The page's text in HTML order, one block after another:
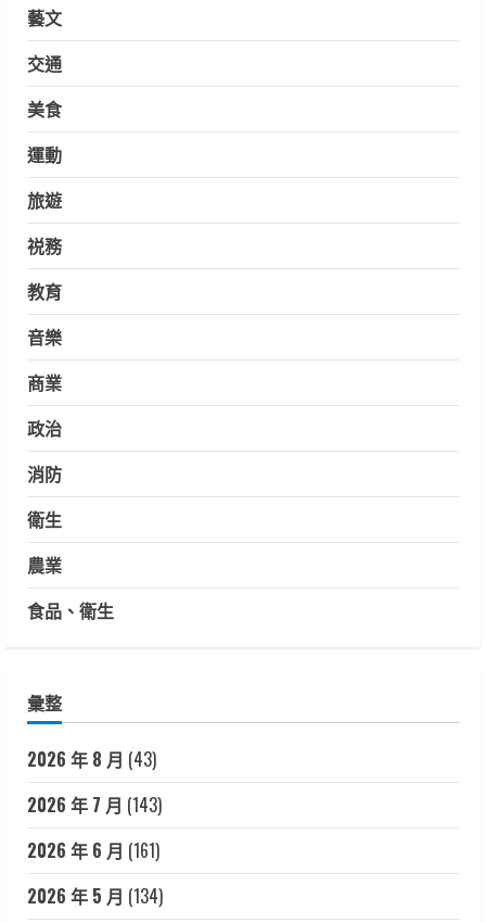
藝文
交通
美食
運動
旅遊
祱務
教育
音樂
商業
政治
消防
衛生
農業
食品、衛生
彙整
2026 年 8 月 (43)
2026 年 7 月 (143)
2026 年 6 月 (161)
2026 年 5 月 (134)